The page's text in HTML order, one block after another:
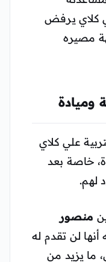
كلاي يرفض
مصيره
وميادة
علي كلاي
خاصة بعد
لهم.
منصور
أنها لن تقدم له
ما يزيد من